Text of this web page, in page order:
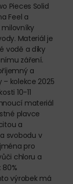
Pieces Solid
Feel a
milovníky
Materiál je
vodě a díky
záření.
a
kolekce 2025
10-11
materiál
plavce
a
svobodu v
pro
chloru a
80%
výrobek má